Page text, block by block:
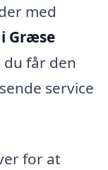
med
Græse
du får den
service
for at